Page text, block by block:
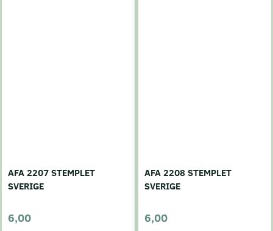
AFA 2207 STEMPLET
SVERIGE
6,00
AFA 2208 STEMPLET
SVERIGE
6,00